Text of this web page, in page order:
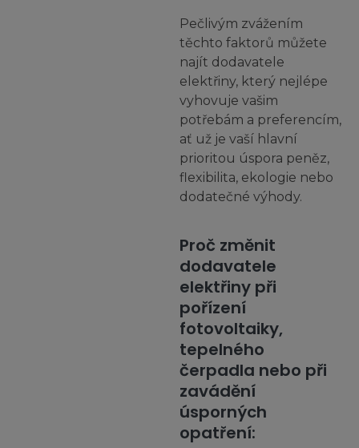
Pečlivým zvážením
těchto faktorů můžete
najít dodavatele
elektřiny, který nejlépe
vyhovuje vašim
potřebám a preferencím,
ať už je vaší hlavní
prioritou úspora peněz,
flexibilita, ekologie nebo
dodatečné výhody.
Proč změnit
dodavatele
elektřiny při
pořízení
fotovoltaiky,
tepelného
čerpadla nebo při
zavádění
úsporných
opatření: